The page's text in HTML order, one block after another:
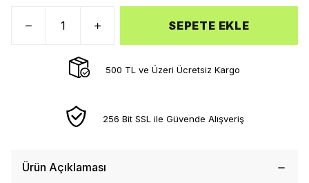
SEPETE EKLE
500 TL ve Üzeri Ücretsiz Kargo
256 Bit SSL ile Güvende Alışveriş
Ürün Açıklaması